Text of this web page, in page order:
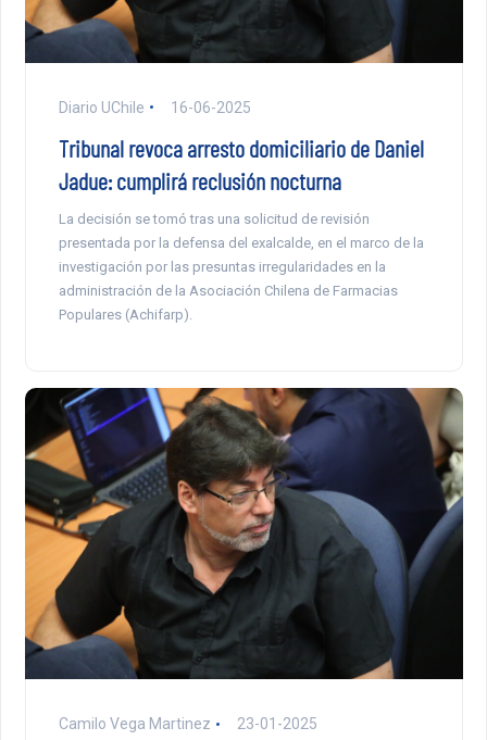
Diario UChile 16-06-2025
Tribunal revoca arresto domiciliario de Daniel
Jadue: cumplirá reclusión nocturna
La decisión se tomó tras una solicitud de revisión
presentada por la defensa del exalcalde, en el marco de la
investigación por las presuntas irregularidades en la
administración de la Asociación Chilena de Farmacias
Populares (Achifarp).
Camilo Vega Martinez 23-01-2025